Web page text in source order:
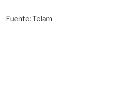
Fuente: Telam